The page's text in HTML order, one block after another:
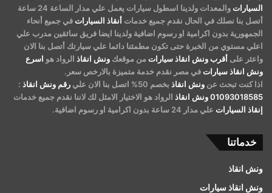
السيارات
والمعدات ولدينا اسطول سيارات يعمل علي مدار الساعة 24 ساعة
أتصل بنا نصلك في الحال نقدم جميع خدمات أنقاذ السيارات في جميع أنحاء
الجمهورية بدون اكرامية او رسوم اضافية ولدينا ايضا فريق سائقين مدرب علي
اعلي مستوي من الخبرة حتى تكون مطمئنا دائما علي سيارتك أتصل بنا الان
واعثر على أقرب ونش انقاذ سيارات من موقعك ونش انقاذ الرواد هو اسرع
ونش انقاذ سيارات في مصر نقدم خدمة متميزة بالارخص سعر.
اذا كنت تبحث عن ونش انقاذ بخصم 50% اتصل بنا الان علي رقم ونش انقاذ :
01093018585ونش انقاذ الرواد هو الاختيار الامثل لك لاننا نقدم جميع خدمات
إنقاذ السيارات علي مدار 24 ساعة بدون اكرامية او رسوم اضافية.
خدماتنا
ونش انقاذ
ونش انقاذ سيارات